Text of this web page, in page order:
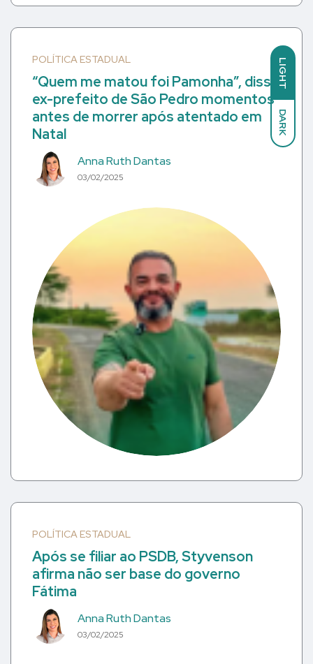
LIGHT
DARK
POLÍTICA ESTADUAL
“Quem me matou foi Pamonha”, disse
ex-prefeito de São Pedro momentos
antes de morrer após atentado em
Natal
Anna Ruth Dantas
03/02/2025
POLÍTICA ESTADUAL
Após se filiar ao PSDB, Styvenson
afirma não ser base do governo
Fátima
Anna Ruth Dantas
03/02/2025